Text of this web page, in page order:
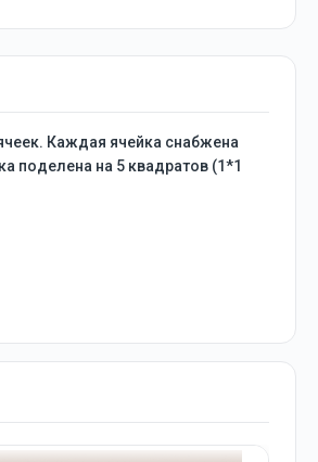
Каждая ячейка снабжена
поделена на 5 квадратов (1*1